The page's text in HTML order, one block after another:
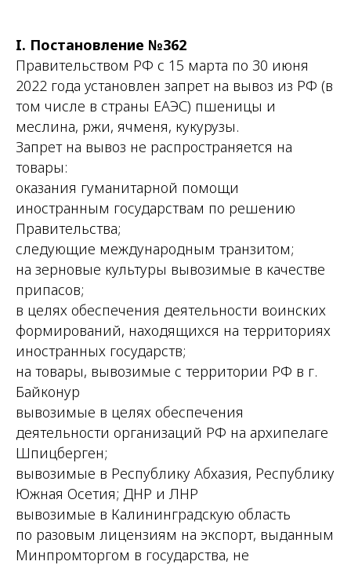
I. Постановление №362
Правительством РФ с 15 марта по 30 июня
2022 года установлен запрет на вывоз из РФ (в
том числе в страны ЕАЭС) пшеницы и
меслина, ржи, ячменя, кукурузы.
Запрет на вывоз не распространяется на
товары:
оказания гуманитарной помощи
иностранным государствам по решению
Правительства;
следующие международным транзитом;
на зерновые культуры вывозимые в качестве
припасов;
в целях обеспечения деятельности воинских
формирований, находящихся на территориях
иностранных государств;
на товары, вывозимые с территории РФ в г.
Байконур
вывозимые в целях обеспечения
деятельности организаций РФ на архипелаге
Шпицберген;
вывозимые в Республику Абхазия, Республику
Южная Осетия; ДНР и ЛНР
вывозимые в Калининградскую область
по разовым лицензиям на экспорт, выданным
Минпромторгом в государства, не